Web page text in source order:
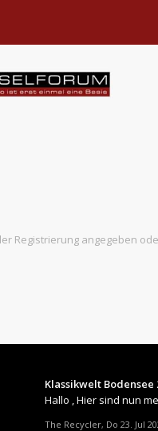
Registrierung angegeben
Klassikwelt Bodensee
The Recycler, Do 23. Jul